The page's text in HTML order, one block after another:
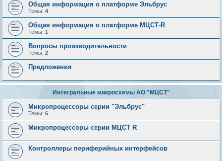
Общая информация о платформе Эльбрус
Темы: 4
Общая информация о платформе МЦСТ-R
Темы: 1
Вопросы производительности
Темы: 2
Предложения
Интегральные микросхемы АО "МЦСТ"
Микропроцессоры серии "Эльбрус"
Темы: 6
Микропроцессоры серии МЦСТ R
Контроллеры периферийных интерфейсов